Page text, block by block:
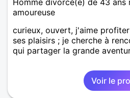
Homme divorcé(e) de 43 ans
amoureuse
curieux, ouvert, j'aime
ses plaisirs ; je cherche à
qui partager la grande
Voir le